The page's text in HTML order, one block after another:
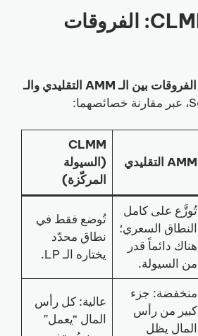
CLMM vs AMM: الفروقات
أبرز الفروقات بين الـ AMM التقليدي والـ
AMM التقليدي
CLMM
(السيولة
المركّزة)
تُوزَّع على كامل
النطاق السعري؛
هناك دائماً قدر
من السيولة.
تُوضع فقط في
نطاق محدّد
يختاره الـ LP.
منخفضة: جزء
كبير من رأس
المال يظل
عالية: كل رأس
المال “يعمل”